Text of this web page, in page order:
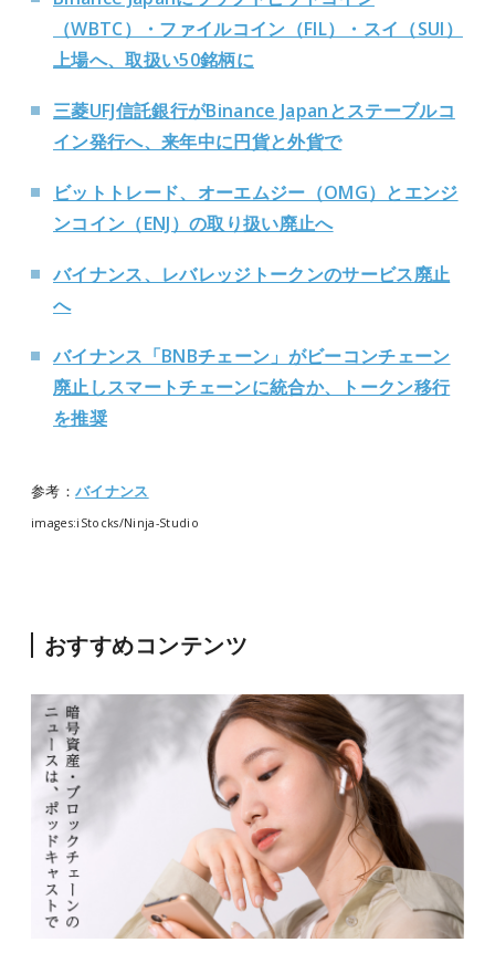
（WBTC）・ファイルコイン（FIL）・スイ（SUI）
上場へ、取扱い50銘柄に
三菱UFJ信託銀行がBinance Japanとステーブルコ
イン発行へ、来年中に円貨と外貨で
ビットトレード、オーエムジー（OMG）とエンジ
ンコイン（ENJ）の取り扱い廃止へ
バイナンス、レバレッジトークンのサービス廃止
へ
バイナンス「BNBチェーン」がビーコンチェーン
廃止しスマートチェーンに統合か、トークン移行
を推奨
参考： バイナンス
images:iStocks/Ninja-Studio
おすすめコンテンツ